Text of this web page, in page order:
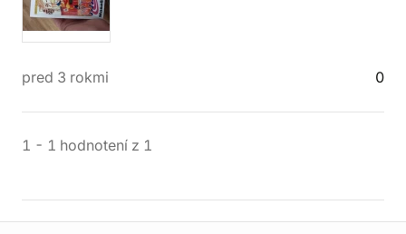
pred 3 rokmi 0
1 - 1 hodnotení z 1